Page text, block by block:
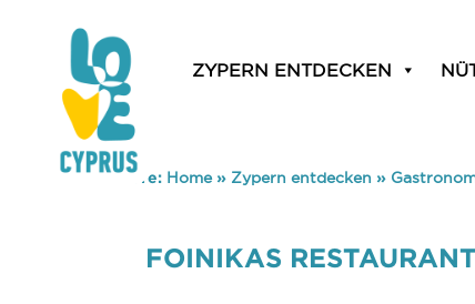
ZYPERN ENTDECKEN
You are here: Home» Zypern entdecken »
FOINIKAS